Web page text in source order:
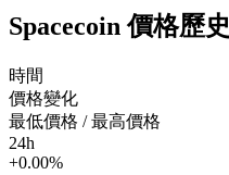
Spacecoin 價格歷史
時間
價格變化
最低價格 / 最高價格
24h
+0.00%